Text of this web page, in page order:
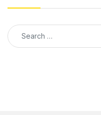
Search for: